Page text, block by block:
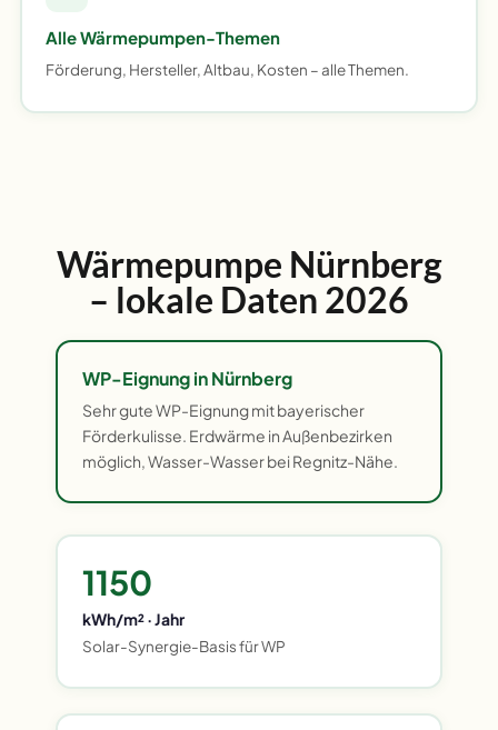
Alle Wärmepumpen-Themen
Förderung, Hersteller, Altbau, Kosten – alle Themen.
Wärmepumpe Nürnberg
– lokale Daten 2026
WP-Eignung in Nürnberg
Sehr gute WP-Eignung mit bayerischer
Förderkulisse. Erdwärme in Außenbezirken
möglich, Wasser-Wasser bei Regnitz-Nähe.
1150
kWh/m² · Jahr
Solar-Synergie-Basis für WP